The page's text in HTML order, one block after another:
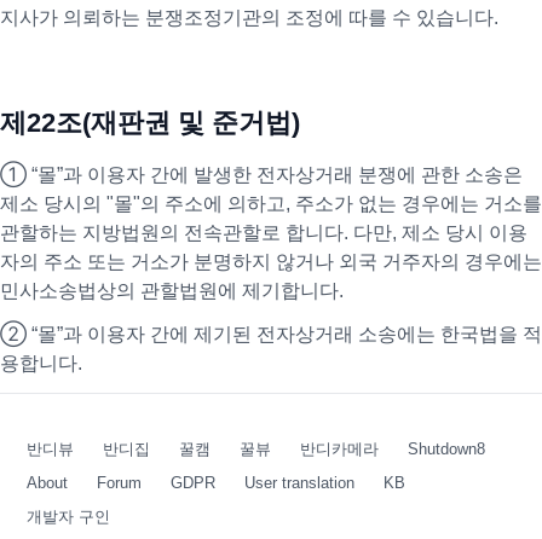
지사가 의뢰하는 분쟁조정기관의 조정에 따를 수 있습니다.
제22조(재판권 및 준거법)
① “몰”과 이용자 간에 발생한 전자상거래 분쟁에 관한 소송은
제소 당시의 "몰"의 주소에 의하고, 주소가 없는 경우에는 거소를
관할하는 지방법원의 전속관할로 합니다. 다만, 제소 당시 이용
자의 주소 또는 거소가 분명하지 않거나 외국 거주자의 경우에는
민사소송법상의 관할법원에 제기합니다.
② “몰”과 이용자 간에 제기된 전자상거래 소송에는 한국법을 적
용합니다.
반디뷰 반디집 꿀캠 꿀뷰 반디카메라
Shutdown8
About
Forum GDPR User translation
KB
개발자 구인